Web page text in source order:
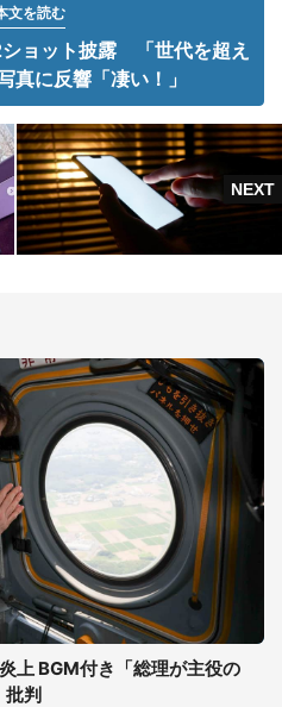
文を読む
ョット披露 「世代を超え
真に反響「凄い！」
上 BGM付き「総理が主役の
批判